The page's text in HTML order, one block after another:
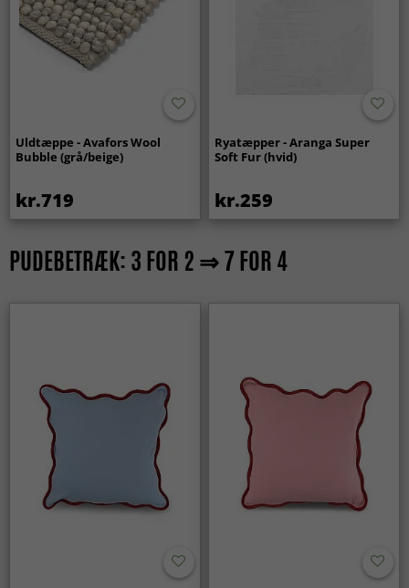
Uldtæppe - Avafors Wool
Bubble (grå/beige)
kr.719
Ryatæpper - Aranga Super
Soft Fur (hvid)
kr.259
PUDEBETRÆK: 3 FOR 2 ⇒ 7 FOR 4